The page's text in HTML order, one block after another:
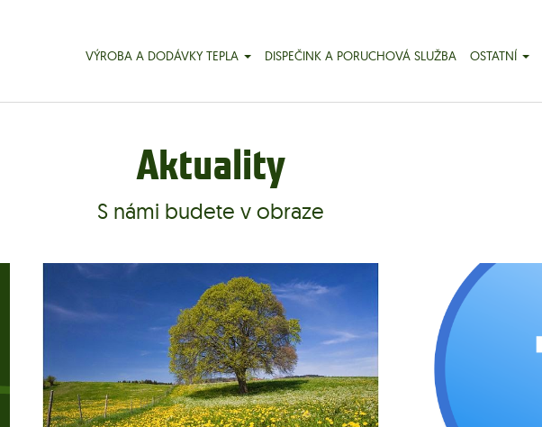
VÝROBA A DODÁVKY TEPLA DISPEČINK A PORUCHOVÁ SLUŽBA OSTATNÍ
Aktuality
S námi budete v obraze